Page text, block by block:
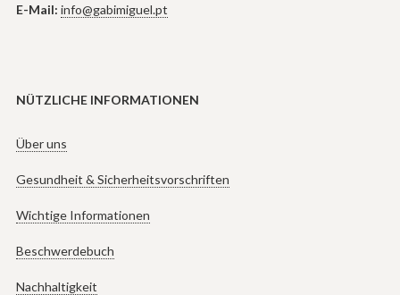
E-Mail: info@gabimiguel.pt
NÜTZLICHE INFORMATIONEN
Über uns
Gesundheit & Sicherheitsvorschriften
Wichtige Informationen
Beschwerdebuch
Nachhaltigkeit